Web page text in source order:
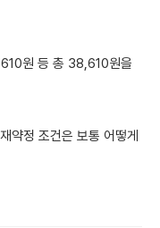
원 등 총 38,610원을
약정 조건은 보통 어떻게